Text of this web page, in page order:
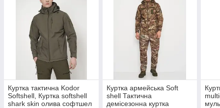
Куртка тактична Kodor
Softshell, Куртка softshell
shark skin олива софтшел
Куртка армейська Soft
shell Тактична
демісезонна куртка